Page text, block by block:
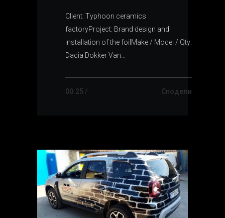
Client: Typhoon ceramics
factoryProject: Brand design and
installation of the foilMake / Model / Qty:
Dacia Dokker Van...
00:25 / Сподели